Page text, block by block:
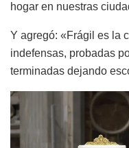
hogar en nuestras
Y agregó: «Frágil es la
indefensas, probadas
terminadas dejando